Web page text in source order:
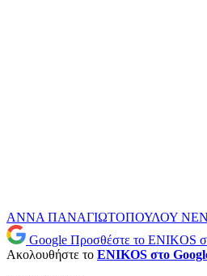
ΑΝΝΑ ΠΑΝΑΓΙΩΤΟΠΟΥΛΟΥ
Google Προσθέστε το ENIKOS
Ακολουθήστε το ENIKOS στο